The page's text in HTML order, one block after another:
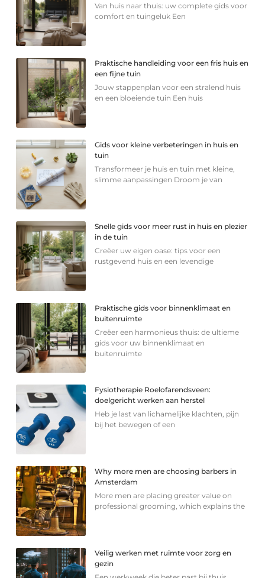
Van huis naar thuis: uw complete gids voor
comfort en tuingeluk Een
Praktische handleiding voor een fris huis en
een fijne tuin
Jouw stappenplan voor een stralend huis
en een bloeiende tuin Een huis
Gids voor kleine verbeteringen in huis en
tuin
Transformeer je huis en tuin met kleine,
slimme aanpassingen Droom je van
Snelle gids voor meer rust in huis en plezier
in de tuin
Creëer uw eigen oase: tips voor een
rustgevend huis en een levendige
Praktische gids voor binnenklimaat en
buitenruimte
Creëer een harmonieus thuis: de ultieme
gids voor uw binnenklimaat en
buitenruimte
Fysiotherapie Roelofarendsveen:
doelgericht werken aan herstel
Heb je last van lichamelijke klachten, pijn
bij het bewegen of een
Why more men are choosing barbers in
Amsterdam
More men are placing greater value on
professional grooming, which explains the
Veilig werken met ruimte voor zorg en
gezin